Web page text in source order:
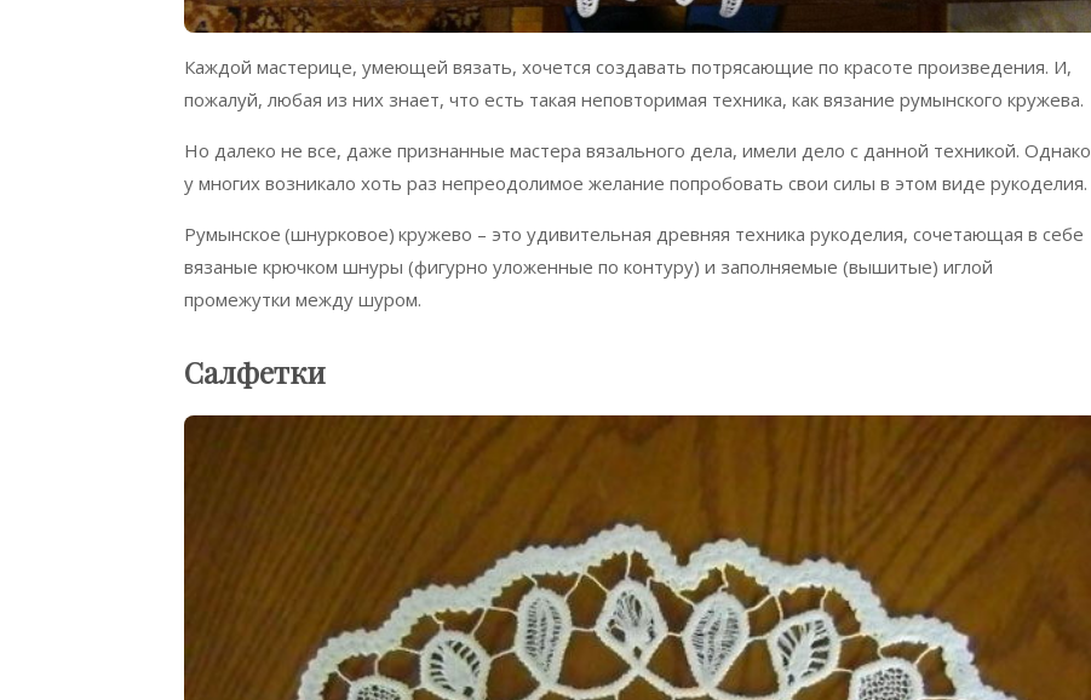
Каждой мастерице, умеющей вязать, хочется создавать потрясающие по красоте произведения. И,
пожалуй, любая из них знает, что есть такая неповторимая техника, как вязание румынского кружева.
Но далеко не все, даже признанные мастера вязального дела, имели дело с данной техникой. Однако
у многих возникало хоть раз непреодолимое желание попробовать свои силы в этом виде рукоделия.
Румынское (шнурковое) кружево – это удивительная древняя техника рукоделия, сочетающая в себе
вязаные крючком шнуры (фигурно уложенные по контуру) и заполняемые (вышитые) иглой
промежутки между шуром.
Салфетки